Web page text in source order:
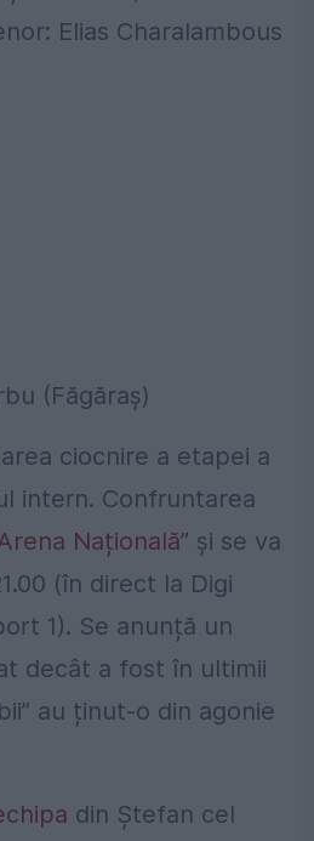
Elias Charalambous
(Făgăraș)
ciocnire a etapei a
intern. Confruntarea
Națională” și se va
(în direct la Digi
1). Se anunță un
decât a fost în ultimii
au ținut-o din agonie
din Ștefan cel